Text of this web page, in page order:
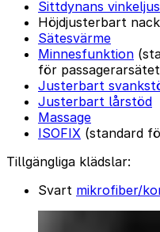
Sittdynans
Höjdjusterbart
Sätesvärme
Minnesfunktion
för
Justerbart
Justerbart lårstöd
Massage
ISOFIX (standard
Tillgängliga klädslar:
Svart mikrofiber/